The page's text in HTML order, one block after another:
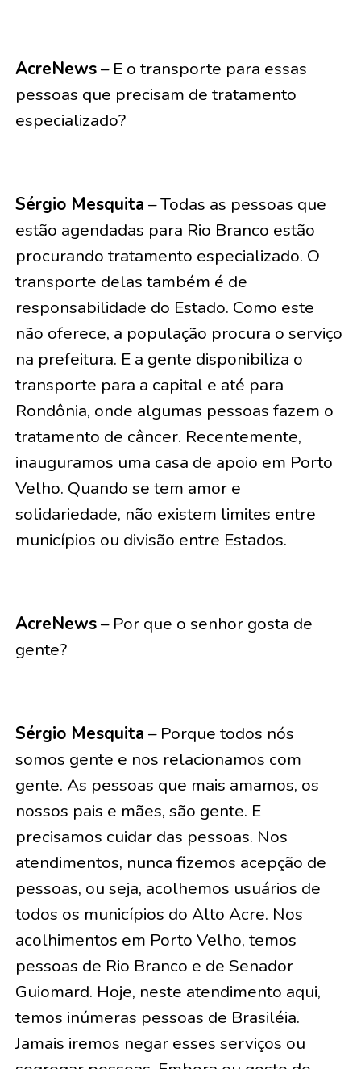
AcreNews– E o transporte para essas
pessoas que precisam de tratamento
especializado?
Sérgio Mesquita – Todas as pessoas que
estão agendadas para Rio Branco estão
procurando tratamento especializado. O
transporte delas também é de
responsabilidade do Estado. Como este
não oferece, a população procura o serviço
na prefeitura. E a gente disponibiliza o
transporte para a capital e até para
Rondônia, onde algumas pessoas fazem o
tratamento de câncer. Recentemente,
inauguramos uma casa de apoio em Porto
Velho. Quando se tem amor e
solidariedade, não existem limites entre
municípios ou divisão entre Estados.
AcreNews– Por que o senhor gosta de
gente?
Sérgio Mesquita – Porque todos nós
somos gente e nos relacionamos com
gente. As pessoas que mais amamos, os
nossos pais e mães, são gente. E
precisamos cuidar das pessoas. Nos
atendimentos, nunca fizemos acepção de
pessoas, ou seja, acolhemos usuários de
todos os municípios do Alto Acre. Nos
acolhimentos em Porto Velho, temos
pessoas de Rio Branco e de Senador
Guiomard. Hoje, neste atendimento aqui,
temos inúmeras pessoas de Brasiléia.
Jamais iremos negar esses serviços ou